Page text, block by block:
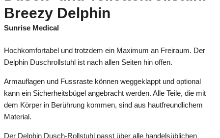
Breezy Delphin
Sunrise Medical
Hochkomfortabel und trotzdem ein Maximum an Freiraum. Der
Delphin Duschrollstuhl ist nach allen Seiten hin offen.
Armauflagen und Fussraste können weggeklappt und optional
kann ein Sicherheitsbügel angebracht werden. Alle Teile, die mit
dem Körper in Berührung kommen, sind aus hautfreundlichem
Material.
Der Delphin Dusch-Rollstuhl passt über alle handelsüblichen